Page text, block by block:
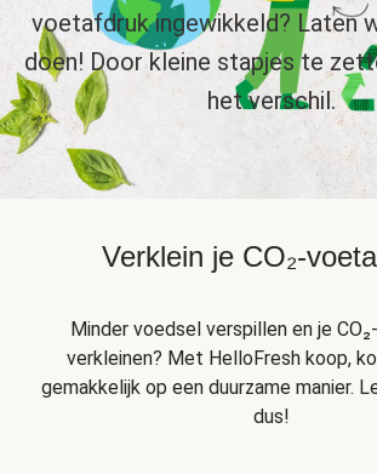
voetafdruk ingewikkeld? Laten
doen! Door kleine stapjes te
het verschil.
Verklein je CO₂-
Minder voedsel verspillen en je
verkleinen? Met HelloFresh koop,
gemakkelijk op een duurzame manier.
dus!